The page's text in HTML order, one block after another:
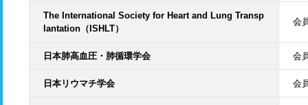
The International Society for Heart and Lung Transp
lantation（ISHLT）
会
日本肺高血圧・肺循環学会 会
日本リウマチ学会 会